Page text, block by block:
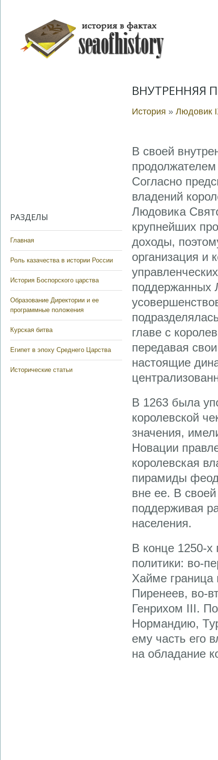
РАЗДЕЛЫ
Главная
Роль казачества в истории России
История Боспорского царства
Образование Директории и ее
программные положения
Курская битва
Египет в эпоху Среднего Царства
Исторические статьи
ВНУТРЕННЯЯ
История » Людовик
В своей
Согласно
владений
Людовика
крупнейших
доходы,
организация и
поддержанных
главе с
передавая
настоящие
В 1263 была
королевской
значения,
Новации
королевская
пирамиды
вне ее. В
поддерживая
населения.
В конце 1250-х
политики: во-
Хайме граница
Пиренеев, во-
Генрихом III.
Нормандию,
ему часть его
на обладание